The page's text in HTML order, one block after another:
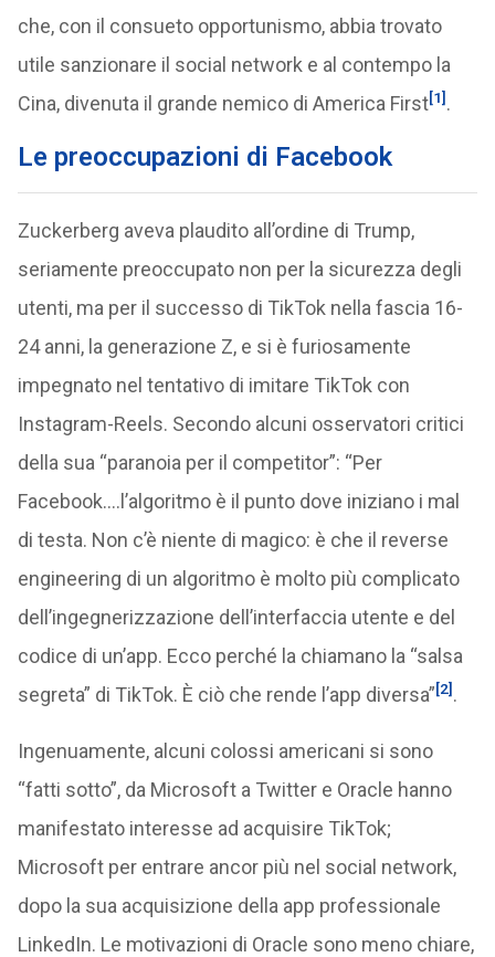
che, con il consueto opportunismo, abbia trovato
utile sanzionare il social network e al contempo la
Cina, divenuta il grande nemico di America First[1] .
Le preoccupazioni di Facebook
Zuckerberg aveva plaudito all’ordine di Trump,
seriamente preoccupato non per la sicurezza degli
utenti, ma per il successo di TikTok nella fascia 16-
24 anni, la generazione Z, e si è furiosamente
impegnato nel tentativo di imitare TikTok con
Instagram-Reels. Secondo alcuni osservatori critici
della sua “paranoia per il competitor”: “Per
Facebook….l’algoritmo è il punto dove iniziano i mal
di testa. Non c’è niente di magico: è che il reverse
engineering di un algoritmo è molto più complicato
dell’ingegnerizzazione dell’interfaccia utente e del
codice di un’app. Ecco perché la chiamano la “salsa
segreta” di TikTok. È ciò che rende l’app diversa”[2] .
Ingenuamente, alcuni colossi americani si sono
“fatti sotto”, da Microsoft a Twitter e Oracle hanno
manifestato interesse ad acquisire TikTok;
Microsoft per entrare ancor più nel social network,
dopo la sua acquisizione della app professionale
LinkedIn. Le motivazioni di Oracle sono meno chiare,